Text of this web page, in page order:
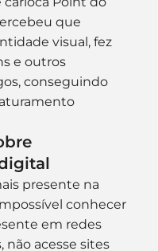
que
visual, fez
e outros
conseguindo
presente na
conhecer
em redes
não acesse sites